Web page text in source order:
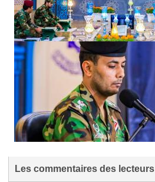
Les commentaires des lecteurs